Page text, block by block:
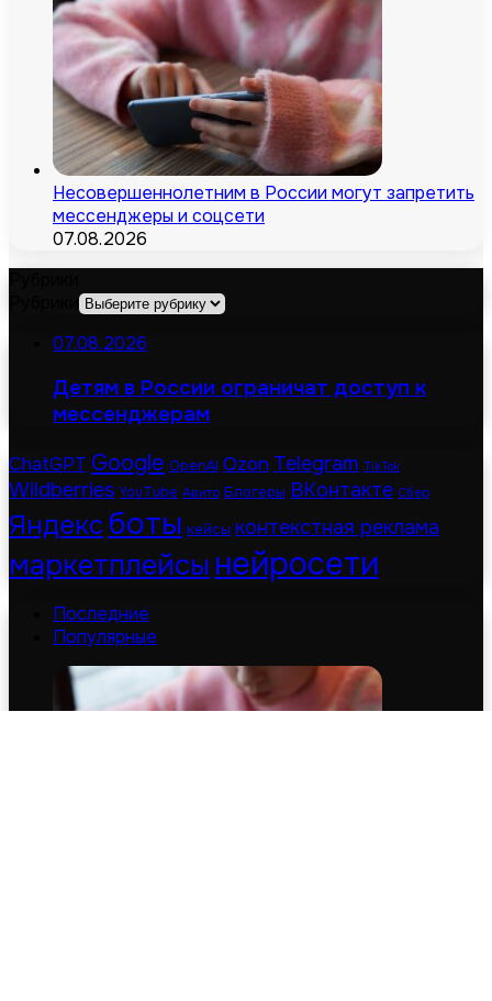
Несовершеннолетним в России могут запретить
мессенджеры и соцсети
07.08.2026
07.08.2026
Детям в России ограничат доступ к
мессенджерам
ChatGPT Google OpenAI Ozon Telegram TikTok
Wildberries YouTube Авито Блогеры ВКонтакте Сбер
Яндексботы кейсы контекстная реклама
маркетплейсы нейросети
Последние
Популярные